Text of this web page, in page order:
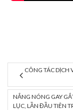
CÔNG TÁC DỊCH
NẮNG NÓNG GAY
LỤC, LẦN ĐẦU TIÊN